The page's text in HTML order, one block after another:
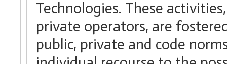
Technologies. These
private operators, are
public, private and code